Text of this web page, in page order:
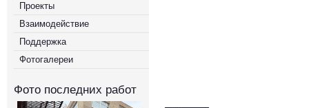
Проекты
Взаимодействие
Поддержка
Фотогалереи
Фото последних работ